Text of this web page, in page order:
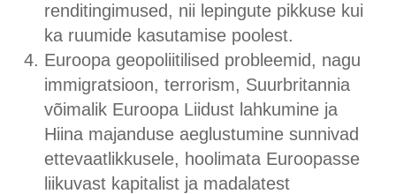
renditingimused, nii lepingute pikkuse kui
ka ruumide kasutamise poolest.
Euroopa geopoliitilised probleemid, nagu
immigratsioon, terrorism, Suurbritannia
võimalik Euroopa Liidust lahkumine ja
Hiina majanduse aeglustumine sunnivad
ettevaatlikkusele, hoolimata Euroopasse
liikuvast kapitalist ja madalatest